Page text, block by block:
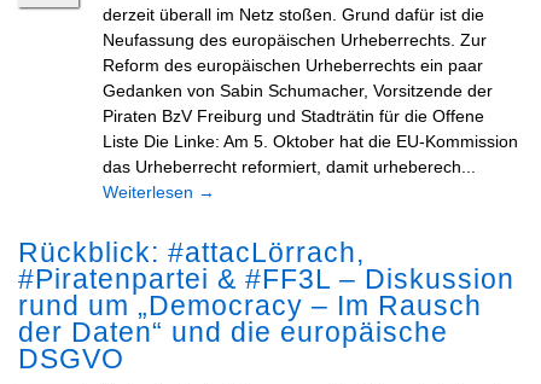
derzeit überall im Netz stoßen. Grund dafür ist die
Neufassung des europäischen Urheberrechts. Zur
Reform des europäischen Urheberrechts ein paar
Gedanken von Sabin Schumacher, Vorsitzende der
Piraten BzV Freiburg und Stadträtin für die Offene
Liste Die Linke: Am 5. Oktober hat die EU-Kommission
das Urheberrecht reformiert, damit urheberech...
Weiterlesen →
Rückblick: #attacLörrach,
#Piratenpartei & #FF3L – Diskussion
rund um „Democracy – Im Rausch
der Daten“ und die europäische
DSGVO